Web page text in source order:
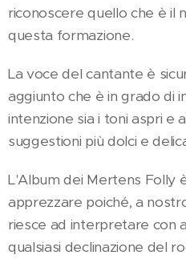
riconoscere quello che è il
questa formazione.
La voce del cantante è
aggiunto che è in grado di
intenzione sia i toni aspri e
suggestioni più dolci e
L'Album dei Mertens Folly
apprezzare poiché, a
riesce ad interpretare con
qualsiasi declinazione del